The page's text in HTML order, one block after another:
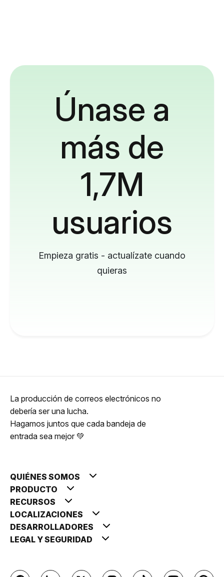
Únase a
más de
1,7M
usuarios
Empieza gratis - actualízate cuando
quieras
La producción de correos electrónicos no
debería ser una lucha.
Hagamos juntos que cada bandeja de
entrada sea mejor 💚
QUIÉNES SOMOS
PRODUCTO
RECURSOS
LOCALIZACIONES
DESARROLLADORES
LEGAL Y SEGURIDAD